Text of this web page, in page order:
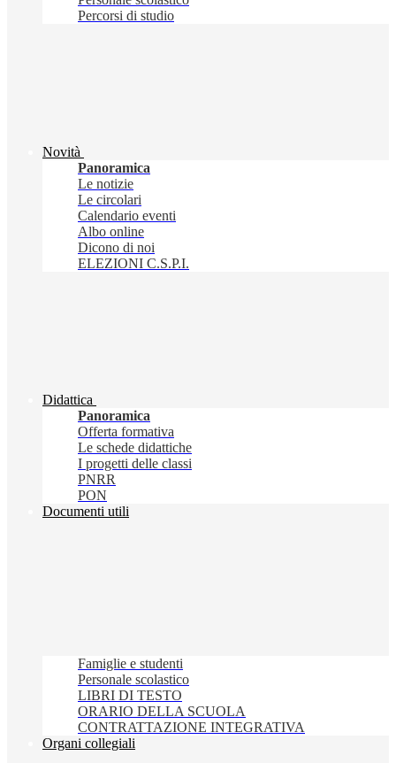
Percorsi di studio
Novità
Panoramica
Le notizie
Le circolari
Calendario eventi
Albo online
Dicono di noi
ELEZIONI C.S.P.I.
Didattica
Panoramica
Offerta formativa
Le schede didattiche
I progetti delle classi
PNRR
PON
Documenti utili
Famiglie e studenti
Personale scolastico
LIBRI DI TESTO
ORARIO DELLA SCUOLA
CONTRATTAZIONE INTEGRATIVA
Organi collegiali